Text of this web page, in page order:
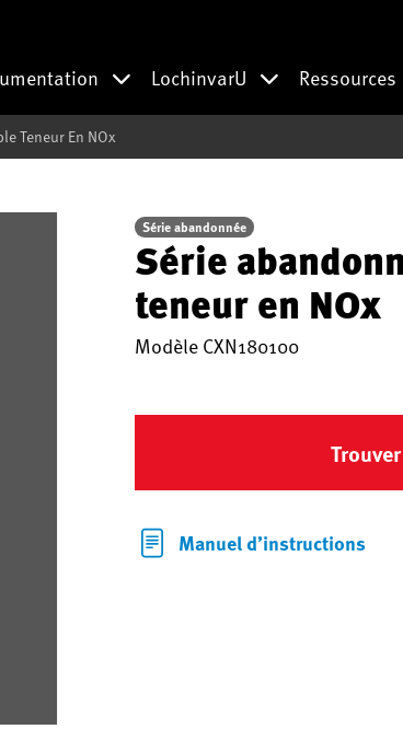
LochinvarU Ressources
Teneur En NOx
Série abandonnée
Série
teneur en NOx
Modèle CXN180100
Manuel d’instructions